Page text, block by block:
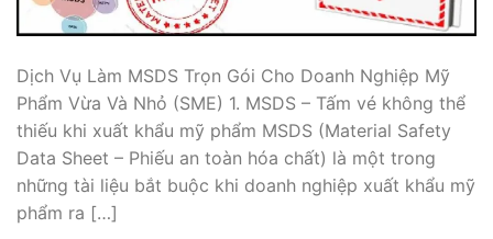
Dịch Vụ Làm MSDS Trọn Gói Cho Doanh Nghiệp Mỹ
Phẩm Vừa Và Nhỏ (SME) 1. MSDS – Tấm vé không thể
thiếu khi xuất khẩu mỹ phẩm MSDS (Material Safety
Data Sheet – Phiếu an toàn hóa chất) là một trong
những tài liệu bắt buộc khi doanh nghiệp xuất khẩu mỹ
phẩm ra […]